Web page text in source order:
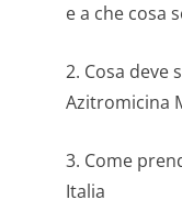
e a che cosa
2. Cosa deve
Azitromicina
3. Come
Italia